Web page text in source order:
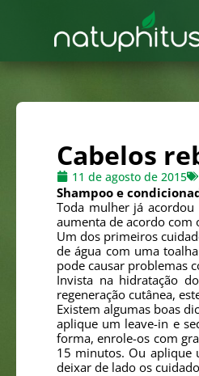
Cabelos
11 de agosto de 2015
Shampoo e
Toda mulher já
aumenta de acordo com
Um dos primeiros
de água com uma
pode causar problemas
Invista na hidratação
regeneração cutânea,
Existem algumas boas
aplique um leave-in e
forma, enrole-os com
15 minutos. Ou aplique
deixar de lado os